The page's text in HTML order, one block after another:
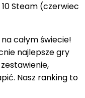
Steam (czerwiec
całym świecie!
najlepsze gry
Nasz ranking to